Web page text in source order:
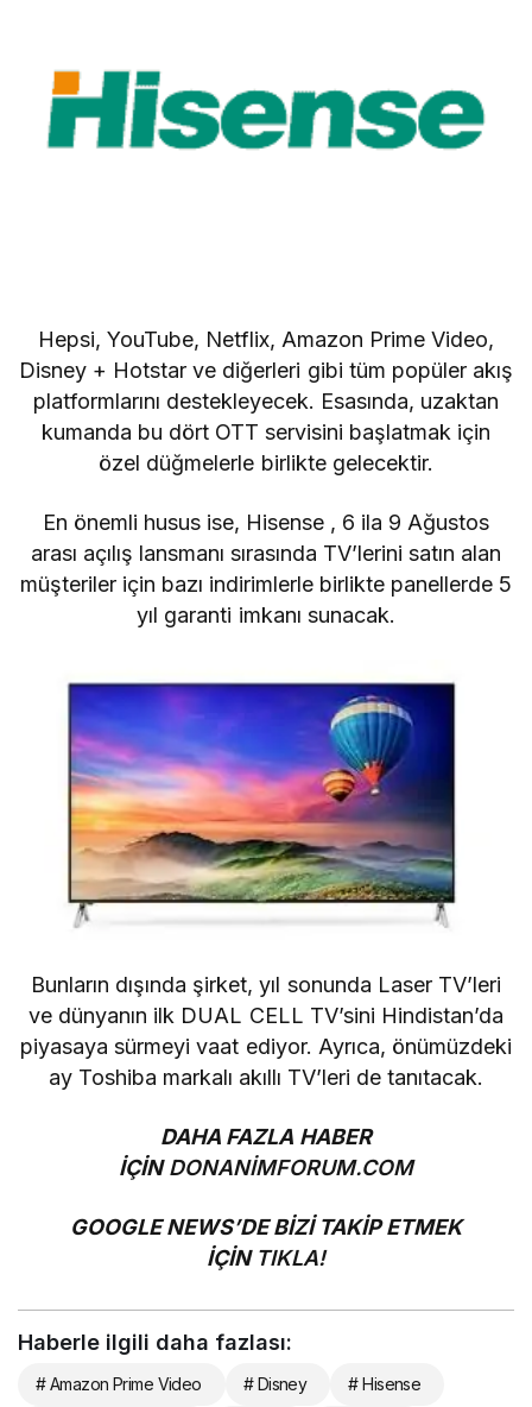
Hepsi, YouTube, Netflix, Amazon Prime Video,
Disney + Hotstar ve diğerleri gibi tüm popüler akış
platformlarını destekleyecek. Esasında, uzaktan
kumanda bu dört OTT servisini başlatmak için
özel düğmelerle birlikte gelecektir.
En önemli husus ise, Hisense, 6 ila 9 Ağustos
arası açılış lansmanı sırasında TV’lerini satın alan
müşteriler için bazı indirimlerle birlikte panellerde 5
yıl garanti imkanı sunacak.
Bunların dışında şirket, yıl sonunda Laser TV’leri
ve dünyanın ilk DUAL CELL TV’sini Hindistan’da
piyasaya sürmeyi vaat ediyor. Ayrıca, önümüzdeki
ay Toshiba markalı akıllı TV’leri de tanıtacak.
DAHA FAZLA HABER
İÇİNDONANİMFORUM.COM
GOOGLE NEWS’DE BİZİ TAKİP ETMEK
İÇİN TIKLA!
Haberle ilgili daha fazlası:
# Amazon Prime Video # Disney # Hisense